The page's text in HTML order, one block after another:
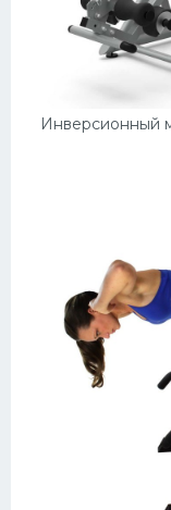
Инверсионный